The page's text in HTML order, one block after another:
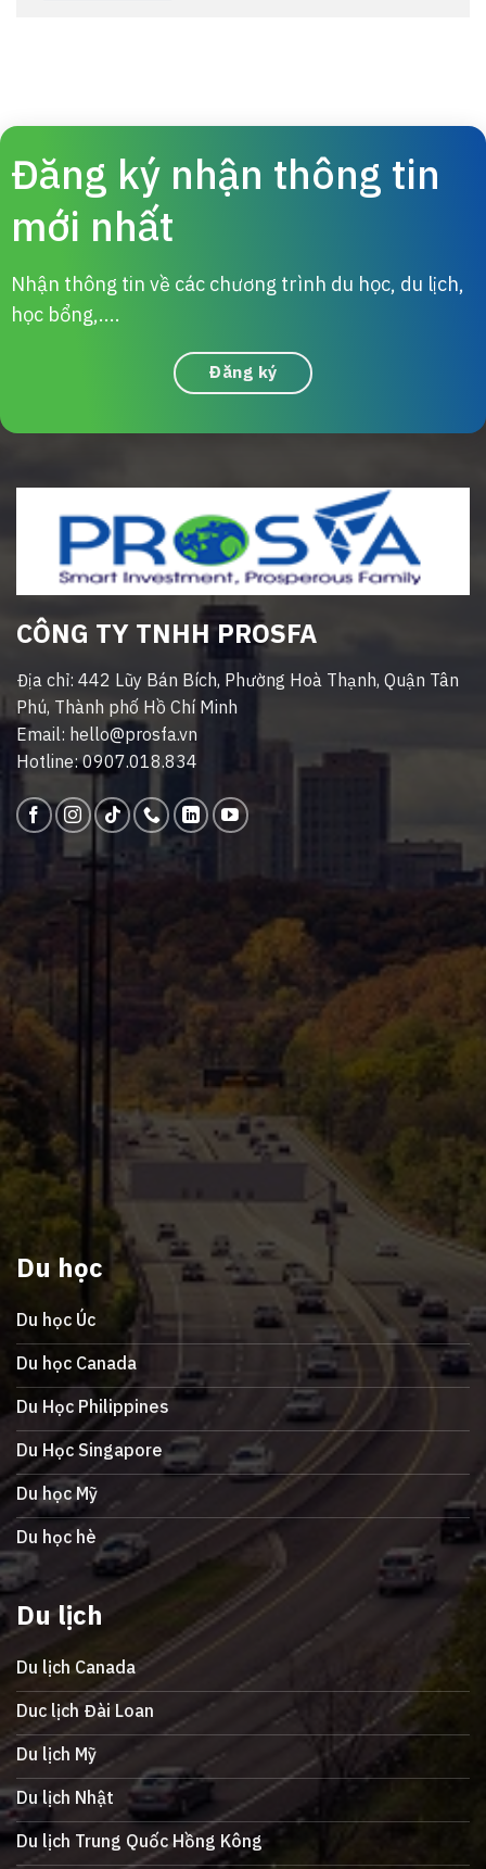
Đăng ký nhận thông tin
mới nhất
Nhận thông tin về các chương trình du học, du lịch,
học bổng,....
Đăng ký
CÔNG TY TNHH PROSFA
Địa chỉ: 442 Lũy Bán Bích, Phường Hoà Thạnh, Quận Tân
Phú, Thành phố Hồ Chí Minh
Email: hello@prosfa.vn
Hotline: 0907.018.834
Du học
Du học Úc
Du học Canada
Du Học Philippines
Du Học Singapore
Du học Mỹ
Du học hè
Du lịch
Du lịch Canada
Duc lịch Đài Loan
Du lịch Mỹ
Du lịch Nhật
Du lịch Trung Quốc Hồng Kông